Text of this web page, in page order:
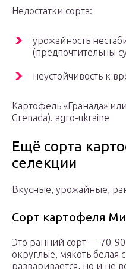
Недостатки сорта:
урожайность
(предпочтительны
неустойчивость к
Картофель «Гранада»
Grenada). agro-ukraine
Ещё сорта
селекции
Вкусные, урожайные,
Сорт картофеля
Это ранний сорт — 70-
округлые, мякоть белая
разваривается, но и не